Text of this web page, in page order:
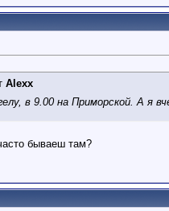
Alexx
в 9.00 на Приморской. А я
бываеш там?